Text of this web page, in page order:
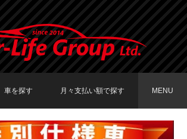
車を探す
車種で探す
メーカーで探す
月々支払い額で探す
〜19,999円
20,000円〜29,999円
30,000円〜39,999円
40,000円〜49,999円
50,000円〜
MENU